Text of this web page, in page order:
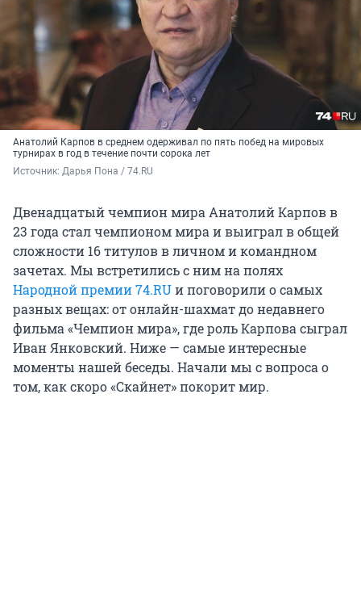
Анатолий Карпов в среднем одерживал по пять побед на мировых
турнирах в год в течение почти сорока лет
Источник: Дарья Пона / 74.RU
Двенадцатый чемпион мира Анатолий Карпов в
23 года стал чемпионом мира и выиграл в общей
сложности 16 титулов в личном и командном
зачетах. Мы встретились с ним на полях
Народной премии 74.RUи поговорили о самых
разных вещах: от онлайн-шахмат до недавнего
фильма «Чемпион мира», где роль Карпова сыграл
Иван Янковский. Ниже — самые интересные
моменты нашей беседы. Начали мы с вопроса о
том, как скоро «Скайнет» покорит мир.